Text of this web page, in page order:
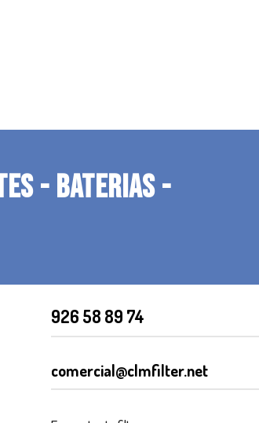
- BATERIAS -
926 58 89 74
comercial@clmfilter.net